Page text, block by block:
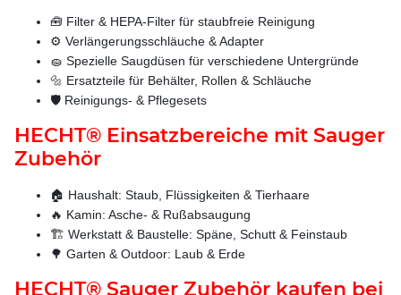
🧰 Filter & HEPA-Filter für staubfreie Reinigung
⚙️ Verlängerungsschläuche & Adapter
🧽 Spezielle Saugdüsen für verschiedene Untergründe
🔩 Ersatzteile für Behälter, Rollen & Schläuche
🛡️ Reinigungs- & Pflegesets
HECHT® Einsatzbereiche mit Sauger
Zubehör
🏠 Haushalt: Staub, Flüssigkeiten & Tierhaare
🔥 Kamin: Asche- & Rußabsaugung
🏗️ Werkstatt & Baustelle: Späne, Schutt & Feinstaub
🌳 Garten & Outdoor: Laub & Erde
HECHT® Sauger Zubehör kaufen bei